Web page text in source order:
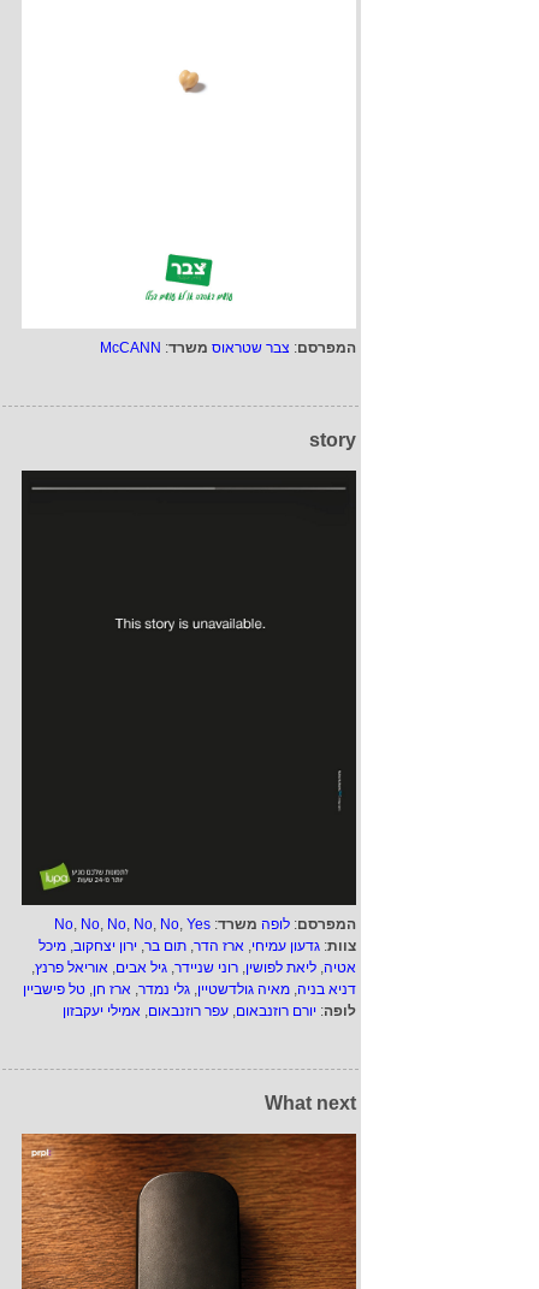
המפרסם: צבר שטראוס משרד:
McCANN
story
המפרסם: לופה משרד:
No, No, No, No, No, Yes
צוות: גדעון עמיחי, ארז הדר, תום בר, ירון יצחקוב, מיכל
אטיה, ליאת לפושין, רוני שניידר, גיל אבים, אוריאל פרנץ,
דניא בניה, מאיה גולדשטיין, גלי נמדר, ארז חן, טל פישביין
לופה: יורם רוזנבאום, עפר רוזנבאום, אמילי יעקבזון
What next